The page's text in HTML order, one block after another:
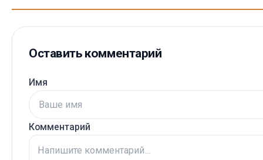
Оставить комментарий
Имя
Комментарий